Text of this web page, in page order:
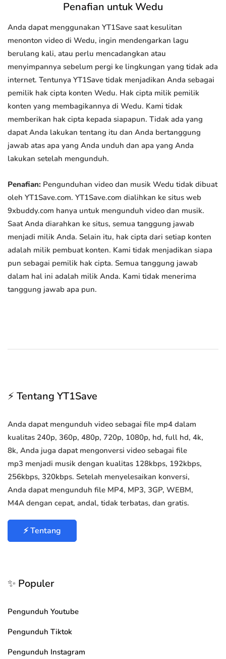
Penafian untuk Wedu
Anda dapat menggunakan YT1Save saat kesulitan
menonton video di Wedu, ingin mendengarkan lagu
berulang kali, atau perlu mencadangkan atau
menyimpannya sebelum pergi ke lingkungan yang tidak ada
internet. Tentunya YT1Save tidak menjadikan Anda sebagai
pemilik hak cipta konten Wedu. Hak cipta milik pemilik
konten yang membagikannya di Wedu. Kami tidak
memberikan hak cipta kepada siapapun. Tidak ada yang
dapat Anda lakukan tentang itu dan Anda bertanggung
jawab atas apa yang Anda unduh dan apa yang Anda
lakukan setelah mengunduh.
Penafian: Pengunduhan video dan musik Wedu tidak dibuat
oleh YT1Save.com. YT1Save.com dialihkan ke situs web
9xbuddy.com hanya untuk mengunduh video dan musik.
Saat Anda diarahkan ke situs, semua tanggung jawab
menjadi milik Anda. Selain itu, hak cipta dari setiap konten
adalah milik pembuat konten. Kami tidak menjadikan siapa
pun sebagai pemilik hak cipta. Semua tanggung jawab
dalam hal ini adalah milik Anda. Kami tidak menerima
tanggung jawab apa pun.
⚡ Tentang YT1Save
Anda dapat mengunduh video sebagai file mp4 dalam
kualitas 240p, 360p, 480p, 720p, 1080p, hd, full hd, 4k,
8k, Anda juga dapat mengonversi video sebagai file
mp3 menjadi musik dengan kualitas 128kbps, 192kbps,
256kbps, 320kbps. Setelah menyelesaikan konversi,
Anda dapat mengunduh file MP4, MP3, 3GP, WEBM,
M4A dengan cepat, andal, tidak terbatas, dan gratis.
⚡ Tentang
✨ Populer
Pengunduh Youtube
Pengunduh Tiktok
Pengunduh Instagram